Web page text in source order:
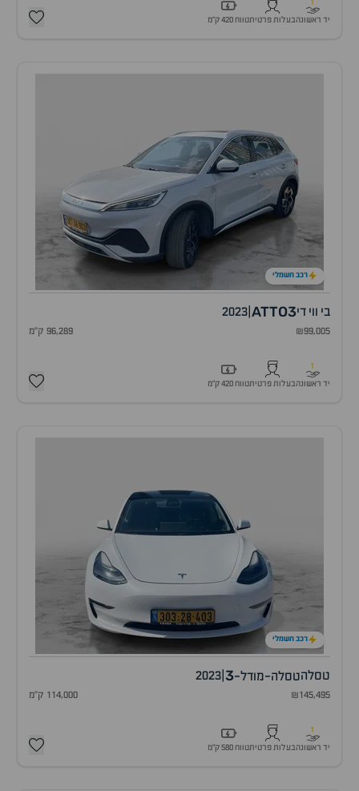
1
יד ראשונהבעלות פרטיתטווח 420 ק״מ
רכב חשמלי
בי ווי דיATTO3
2023
₪99,005 96,289 ק"מ
1
יד ראשונהבעלות פרטיתטווח 420 ק״מ
רכב חשמלי
טסלהטסלה-מודל-3
2023
₪145,495 114,000 ק"מ
1
יד ראשונהבעלות פרטיתטווח 580 ק״מ